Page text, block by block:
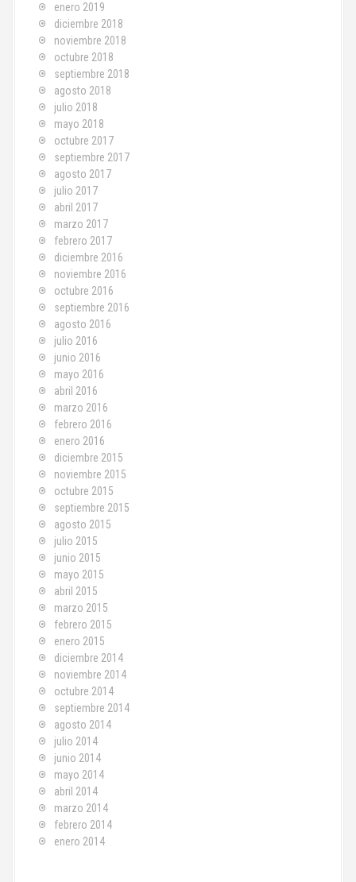
enero 2019
diciembre 2018
noviembre 2018
octubre 2018
septiembre 2018
agosto 2018
julio 2018
mayo 2018
octubre 2017
septiembre 2017
agosto 2017
julio 2017
abril 2017
marzo 2017
febrero 2017
diciembre 2016
noviembre 2016
octubre 2016
septiembre 2016
agosto 2016
julio 2016
junio 2016
mayo 2016
abril 2016
marzo 2016
febrero 2016
enero 2016
diciembre 2015
noviembre 2015
octubre 2015
septiembre 2015
agosto 2015
julio 2015
junio 2015
mayo 2015
abril 2015
marzo 2015
febrero 2015
enero 2015
diciembre 2014
noviembre 2014
octubre 2014
septiembre 2014
agosto 2014
julio 2014
junio 2014
mayo 2014
abril 2014
marzo 2014
febrero 2014
enero 2014